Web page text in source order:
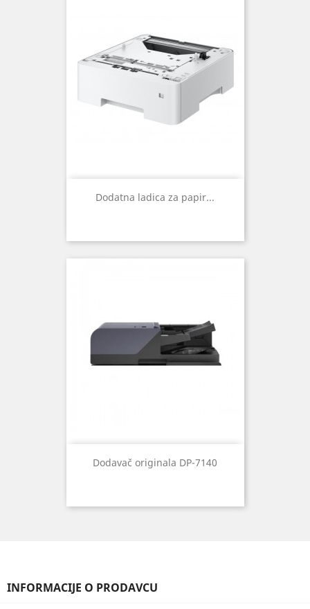
Dodatna ladica za papir...
Dodavač originala DP-7140
INFORMACIJE O PRODAVCU